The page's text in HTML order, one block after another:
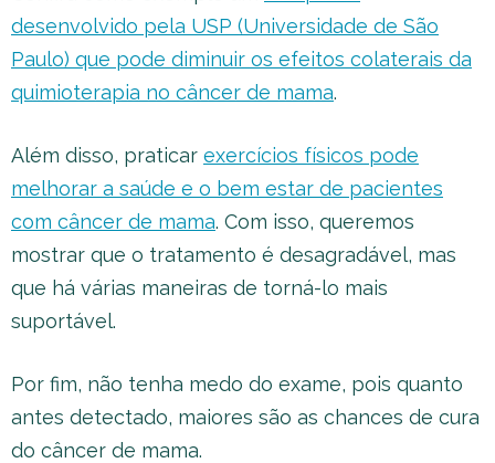
desenvolvido pela USP (Universidade de São
Paulo) que pode diminuir os efeitos colaterais da
quimioterapia no câncer de mama.
Além disso, praticar exercícios físicos pode
melhorar a saúde e o bem estar de pacientes
com câncer de mama. Com isso, queremos
mostrar que o tratamento é desagradável, mas
que há várias maneiras de torná-lo mais
suportável.
Por fim, não tenha medo do exame, pois quanto
antes detectado, maiores são as chances de cura
do câncer de mama.